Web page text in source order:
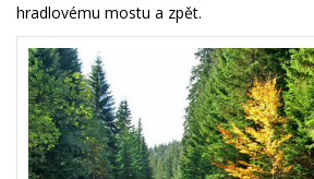
hradlovému mostu a zpět.